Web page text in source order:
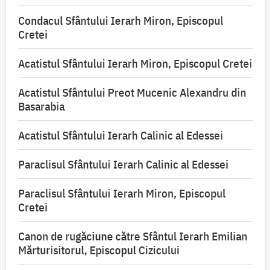
Condacul Sfântului Ierarh Miron, Episcopul
Cretei
Acatistul Sfântului Ierarh Miron, Episcopul Cretei
Acatistul Sfântului Preot Mucenic Alexandru din
Basarabia
Acatistul Sfântului Ierarh Calinic al Edessei
Paraclisul Sfântului Ierarh Calinic al Edessei
Paraclisul Sfântului Ierarh Miron, Episcopul
Cretei
Canon de rugăciune către Sfântul Ierarh Emilian
Mărturisitorul, Episcopul Cizicului